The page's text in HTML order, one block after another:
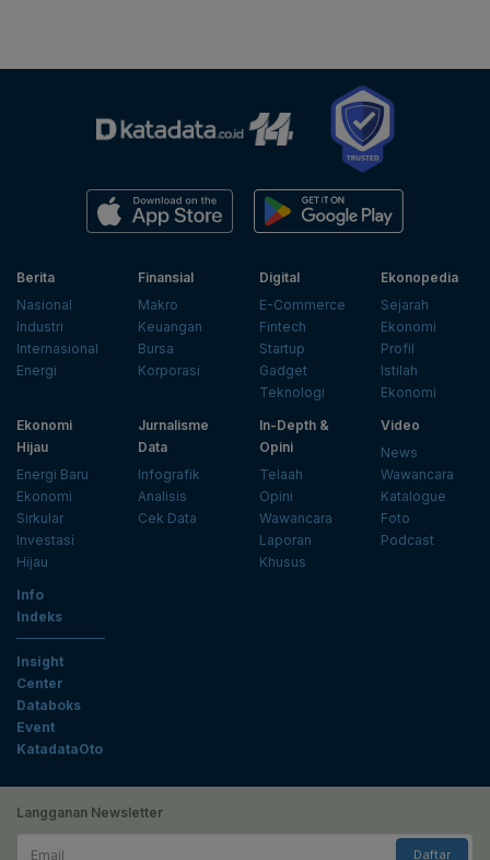
Berita
Nasional
Industri
Internasional
Energi
Finansial
Makro
Keuangan
Bursa
Korporasi
Digital
E-Commerce
Fintech
Startup
Gadget
Teknologi
Ekonopedia
Sejarah
Ekonomi
Profil
Istilah
Ekonomi
Ekonomi
Hijau
Energi Baru
Ekonomi
Sirkular
Investasi
Hijau
Jurnalisme
Data
Infografik
Analisis
Cek Data
In-Depth &
Opini
Telaah
Opini
Wawancara
Laporan
Khusus
Video
News
Wawancara
Katalogue
Foto
Podcast
Info
Indeks
Insight
Center
Databoks
Event
KatadataOto
Langganan Newsletter
Daftar